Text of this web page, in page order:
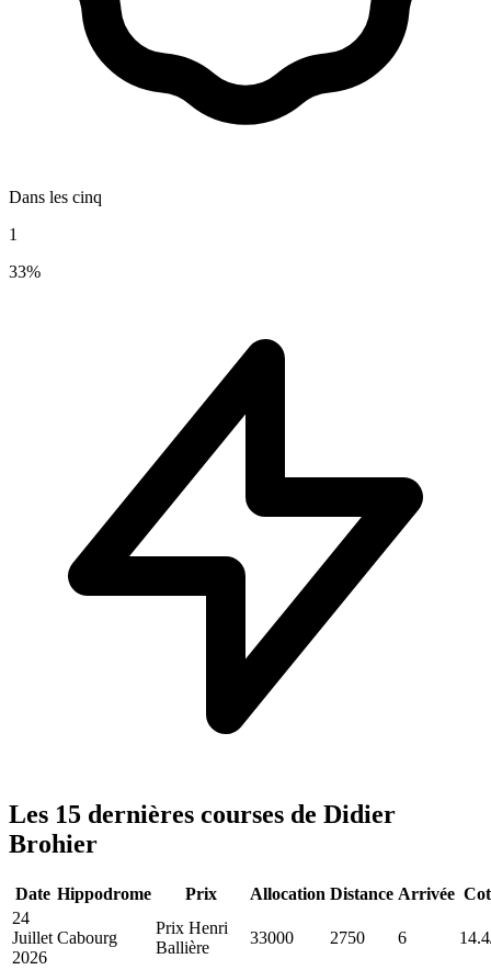
Dans les cinq
1
33%
Les 15 dernières courses de Didier
Brohier
Date Hippodrome Prix Allocation Distance Arrivée
24
Juillet
2026
Cabourg
Prix Henri
Ballière
33000 2750 6